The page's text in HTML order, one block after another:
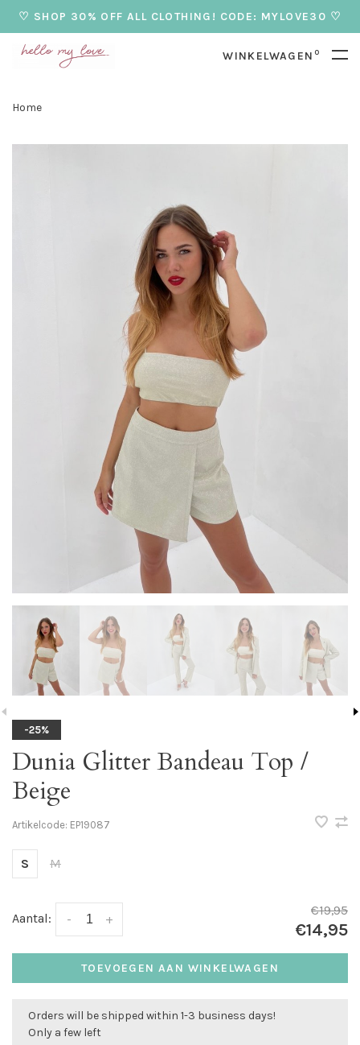
♡ SHOP 30% OFF ALL CLOTHING! CODE: MYLOVE30 ♡
WINKELWAGEN 0
Home
-25%
Dunia Glitter Bandeau Top /
Beige
Artikelcode: EP19087
S M
Aantal: +
-
€19,95
€14,95
TOEVOEGEN AAN WINKELWAGEN
Orders will be shipped within 1-3 business days!
Only a few left